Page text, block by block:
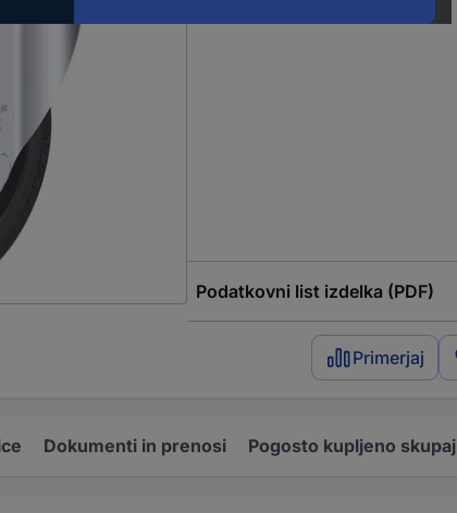
Podatkovni list izdelka (PDF)
Primerjaj
Dokumenti in prenosi Pogosto kupljeno skupaj